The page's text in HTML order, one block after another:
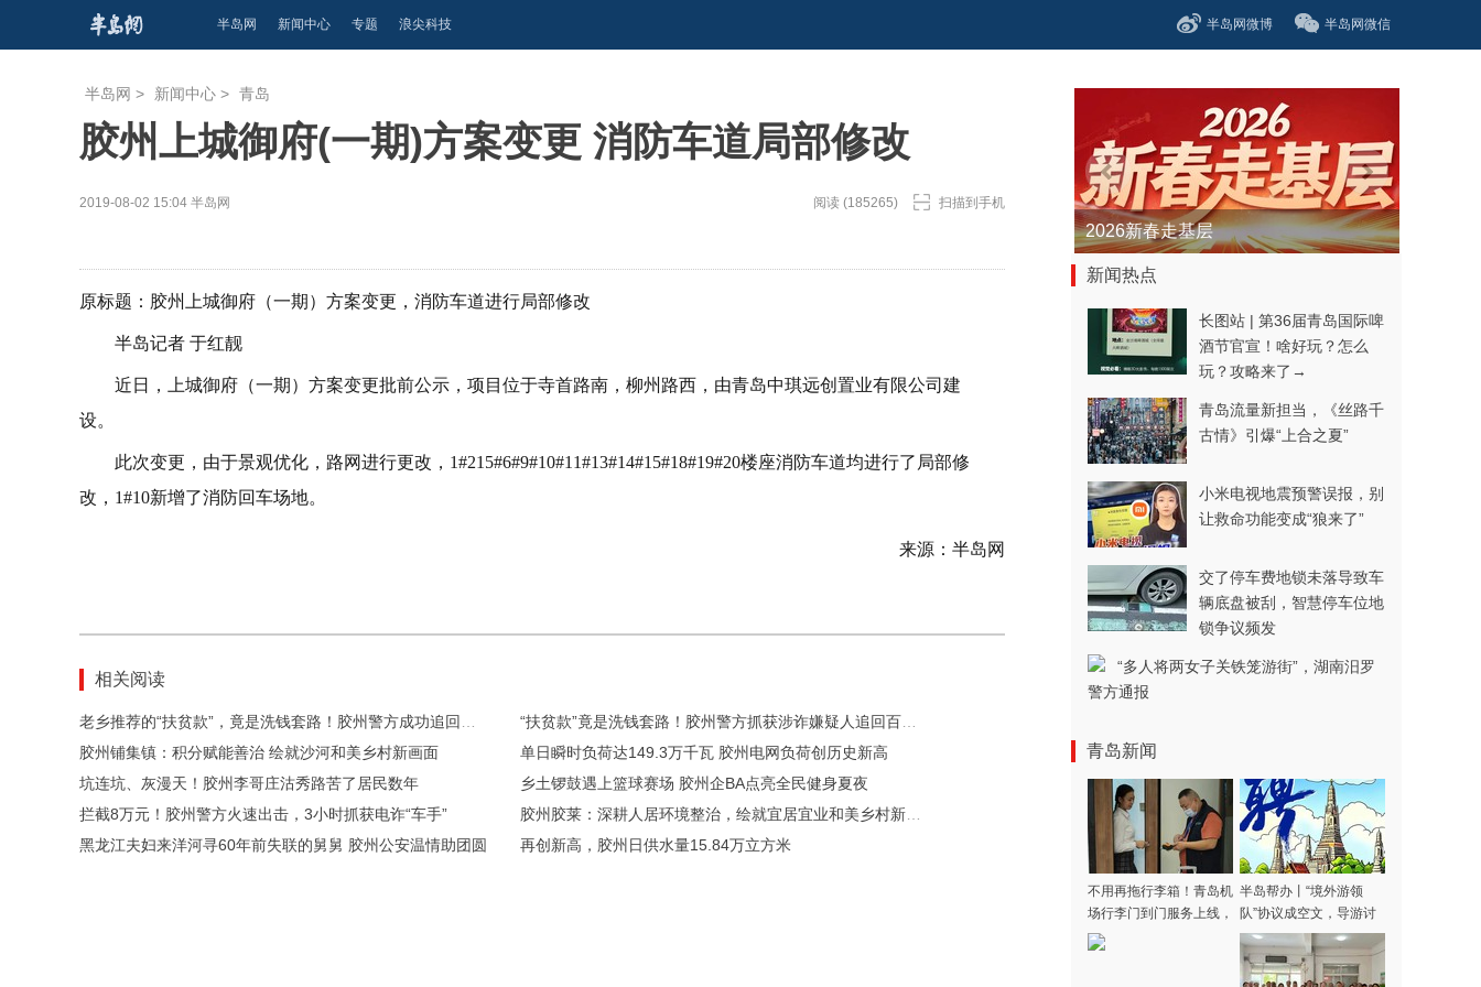
半岛网 新闻中心 专题 浪尖科技 半岛网微博 半岛网微信
半岛网 > 新闻中心 > 青岛
胶州上城御府(一期)方案变更 消防车道局部修改
2019-08-02 15:04 半岛网 阅读 (185265) 扫描到手机
原标题：胶州上城御府（一期）方案变更，消防车道进行局部修改
半岛记者 于红靓
近日，上城御府（一期）方案变更批前公示，项目位于寺首路南，柳州路西，由青岛中琪远创置业有限公司建
设。
此次变更，由于景观优化，路网进行更改，1#215#6#9#10#11#13#14#15#18#19#20楼座消防车道均进行了局部修
改，1#10新增了消防回车场地。
来源：半岛网
相关阅读
胶州铺集镇：积分赋能善治 绘就沙河和美乡村新画面
单日瞬时负荷达149.3万千瓦 胶州电网负荷创历史新高
坑连坑、灰漫天！胶州李哥庄沽秀路苦了居民数年
乡土锣鼓遇上篮球赛场 胶州企BA点亮全民健身夏夜
拦截8万元！胶州警方火速出击，3小时抓获电诈“车手”
黑龙江夫妇来洋河寻60年前失联的舅舅 胶州公安温情助团圆
再创新高，胶州日供水量15.84万立方米
2026新春走基层
新闻热点
长图站 | 第36届青岛国际啤
酒节官宣！啥好玩？怎么
玩？攻略来了→
青岛流量新担当，《丝路千
古情》引爆“上合之夏”
小米电视地震预警误报，别
让救命功能变成“狼来了”
交了停车费地锁未落导致车
辆底盘被刮，智慧停车位地
锁争议频发
“多人将两女子关铁笼游街”，湖南汨罗
警方通报
青岛新闻
不用再拖行李箱！青岛机
场行李门到门服务上线，
涵盖31家航司，青岛潍
半岛帮办丨“境外游领
队”协议成空文，导游讨
费多日不成！记者采访当
天，款项连夜退回